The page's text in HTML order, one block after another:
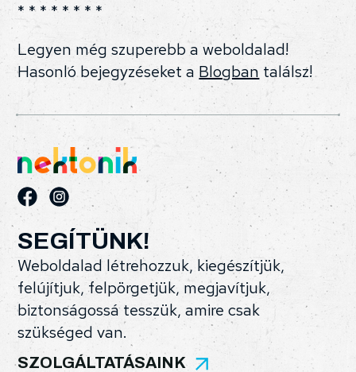
* * * * * * * *
Legyen még szuperebb a weboldalad!
Hasonló bejegyzéseket a Blogban találsz!
SEGÍTÜNK!
Weboldalad létrehozzuk, kiegészítjük,
felújítjuk, felpörgetjük, megjavítjuk,
biztonságossá tesszük, amire csak
szükséged van.
SZOLGÁLTATÁSAINK